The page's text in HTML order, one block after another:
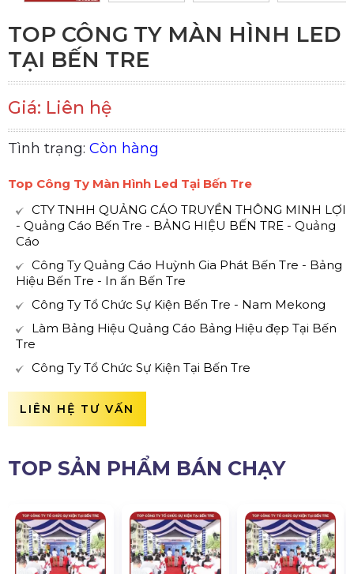
TOP CÔNG TY MÀN HÌNH LED
TẠI BẾN TRE
Giá: Liên hệ
Tình trạng: Còn hàng
Top Công Ty Màn Hình Led Tại Bến Tre
CTY TNHH QUẢNG CÁO TRUYỀN THÔNG MINH LỢI
- Quảng Cáo Bến Tre - BẢNG HIỆU BẾN TRE - Quảng
Cáo
Công Ty Quảng Cáo Huỳnh Gia Phát Bến Tre - Bảng
Hiệu Bến Tre - In ấn Bến Tre
Công Ty Tổ Chức Sự Kiện Bến Tre - Nam Mekong
Làm Bảng Hiệu Quảng Cáo Bảng Hiệu đẹp Tại Bến
Tre
Công Ty Tổ Chức Sự Kiện Tại Bến Tre
LIÊN HỆ TƯ VẤN
TOP SẢN PHẨM BÁN CHẠY